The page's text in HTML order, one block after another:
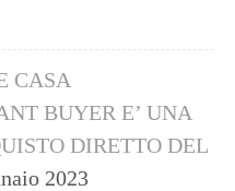
CASA
BUYER E’ UNA
DIRETTO DEL
2023